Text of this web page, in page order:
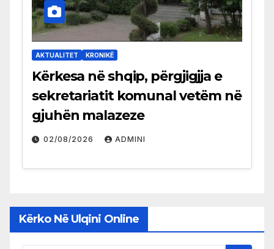
AKTUALITET KRONIKË
Kërkesa në shqip, përgjigjja e
sekretariatit komunal vetëm në
gjuhën malazeze
02/08/2026 ADMINI
Kërko Në Ulqini Online